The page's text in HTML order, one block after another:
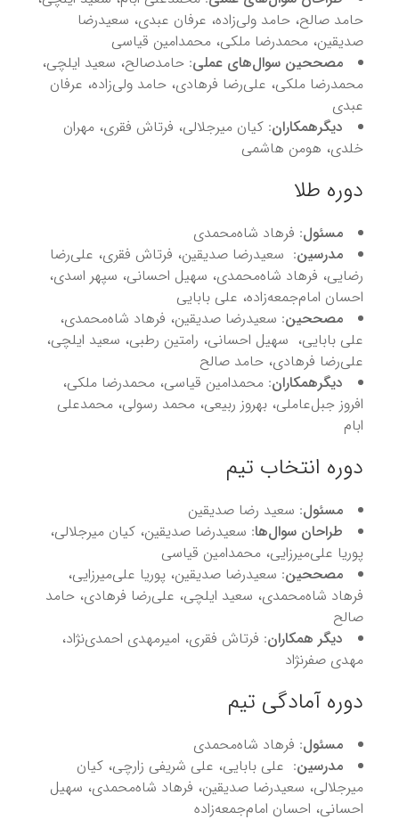
حامد صالح، حامد ولی‌زاده، عرفان عبدی، سعیدرضا
صدیقین، محمدرضا ملکی، محمدامین قیاسی
مصححین سوال‌های عملی: حامدصالح، سعید ایلچی،
محمدرضا ملکی، علی‌رضا فرهادی، حامد ولی‌زاده، عرفان
عبدی
دیگرهمکاران: کیان میرجلالی، فرتاش فقری، مهران
خلدی، هومن هاشمی
دوره طلا
مسئول: فرهاد شاه‌محمدی
مدرسین: سعیدرضا صدیقین، فرتاش فقری، علی‌رضا
رضایی، فرهاد شاه‌محمدی، سهیل احسانی، سپهر اسدی،
احسان امام‌جمعه‌زاده، علی بابایی
مصححین: سعیدرضا صدیقین، فرهاد شاه‌محمدی،
علی بابایی، سهیل احسانی، رامتین رطبی، سعید ایلچی،
علی‌رضا فرهادی، حامد صالح
دیگرهمکاران: محمدامین قیاسی، محمدرضا ملکی،
افروز جبل‌عاملی، بهروز ربیعی، محمد رسولی، محمدعلی
ابام
دوره انتخاب تیم
مسئول: سعید رضا صدیقین
طراحان سوال‌ها: سعیدرضا صدیقین، کیان میرجلالی،
پوریا علی‌میرزایی، محمدامین قیاسی
مصححین: سعیدرضا صدیقین، پوریا علی‌میرزایی،
فرهاد شاه‌محمدی، سعید ایلچی، علی‌رضا فرهادی، حامد
صالح
دیگر همکاران: فرتاش فقری، امیرمهدی احمدی‌نژاد،
مهدی صفرنژاد
دوره آمادگی تیم
مسئول: فرهاد شاه‌محمدی
مدرسین: علی بابایی، علی شریفی زارچی، کیان
میرجلالی، سعیدرضا صدیقین، فرهاد شاه‌محمدی، سهیل
احسانی، احسان امام‌جمعه‌زاده